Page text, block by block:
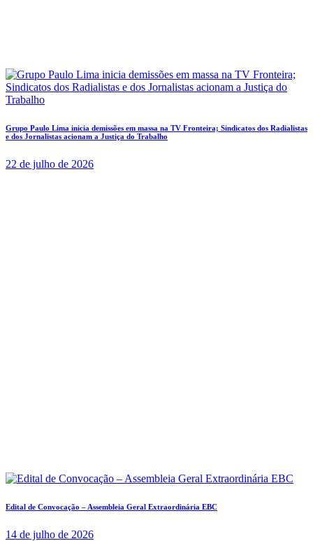
Grupo Paulo Lima inicia demissões em massa na TV Fronteira; Sindicatos dos Radialistas
e dos Jornalistas acionam a Justiça do Trabalho
22 de julho de 2026
Edital de Convocação – Assembleia Geral Extraordinária EBC
14 de julho de 2026